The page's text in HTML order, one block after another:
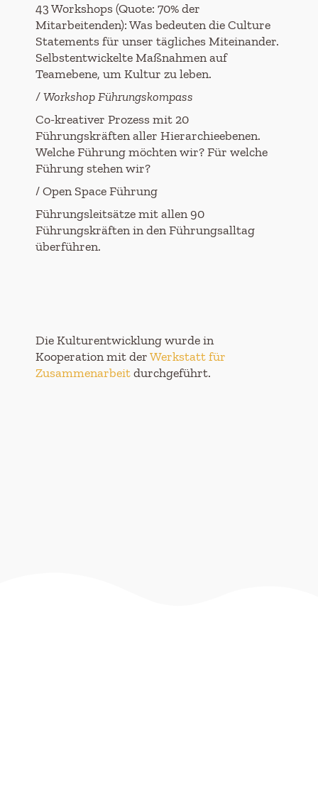
43 Workshops (Quote: 70% der
Mitarbeitenden): Was bedeuten die Culture
Statements für unser tägliches Miteinander.
Selbstentwickelte Maßnahmen auf
Teamebene, um Kultur zu leben.
/WorkshopFührungskompass
Co-kreativer Prozess mit 20
Führungskräften aller Hierarchieebenen.
Welche Führung möchten wir? Für welche
Führung stehen wir?
/ Open Space Führung
Führungsleitsätze mit allen 90
Führungskräften in den Führungsalltag
überführen.
Die Kulturentwicklung wurde in
Kooperation mit derWerkstatt für
Zusammenarbeitdurchgeführt.